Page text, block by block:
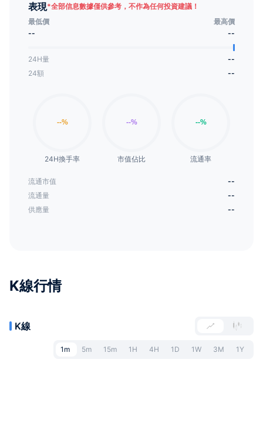
表現*全部信息數據僅供參考，不作為任何投資建議！
最低價
最高價
--
--
24H量
--
24額
--
24H換手率 市值佔比 流通率
流通市值
--
流通量
--
供應量
--
K線行情
K線
1m 5m 15m 1H 4H 1D 1W 3M 1Y